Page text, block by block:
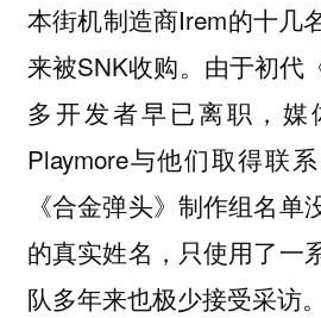
本街机制造商Irem的十几
来被SNK收购。由于初代
多开发者早已离职，媒
Playmore与他们取得联
《合金弹头》制作组名单
的真实姓名，只使用了一
队多年来也极少接受采访。